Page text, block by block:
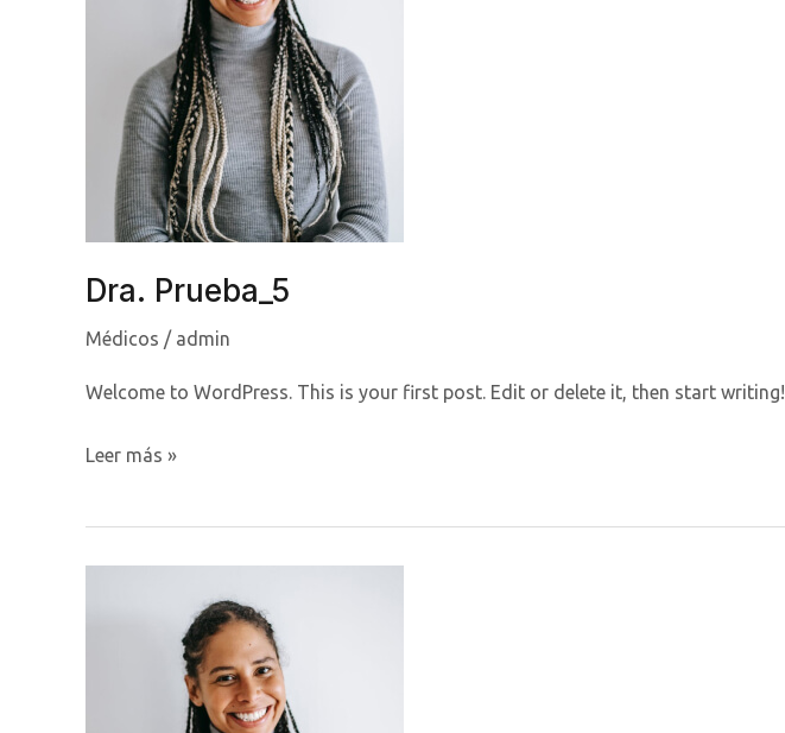
Dra. Prueba_5
Médicos / admin
Welcome to WordPress. This is your first post. Edit or delete it, then start writing!
Dra.
Leer más »